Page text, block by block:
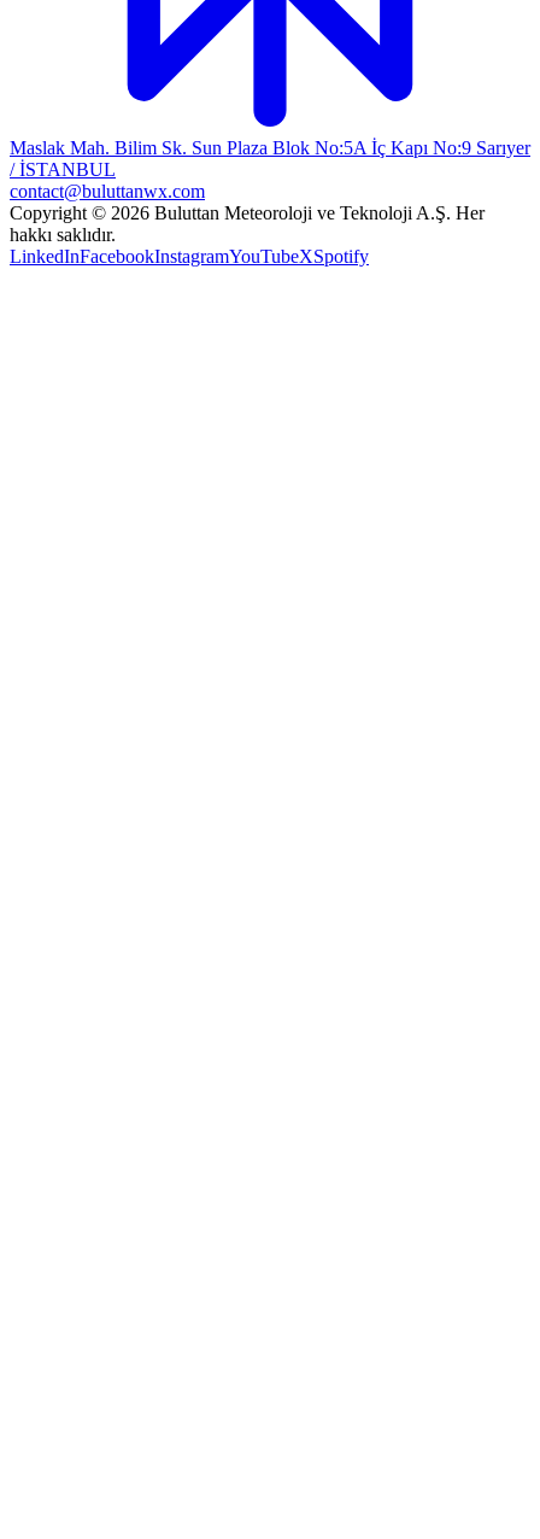
Maslak Mah. Bilim Sk. Sun Plaza Blok No:5A İç Kapı No:9 Sarıyer
/ İSTANBUL
contact@buluttanwx.com
Copyright © 2026 Buluttan Meteoroloji ve Teknoloji A.Ş. Her
hakkı saklıdır.
LinkedInFacebookInstagramYouTubeXSpotify